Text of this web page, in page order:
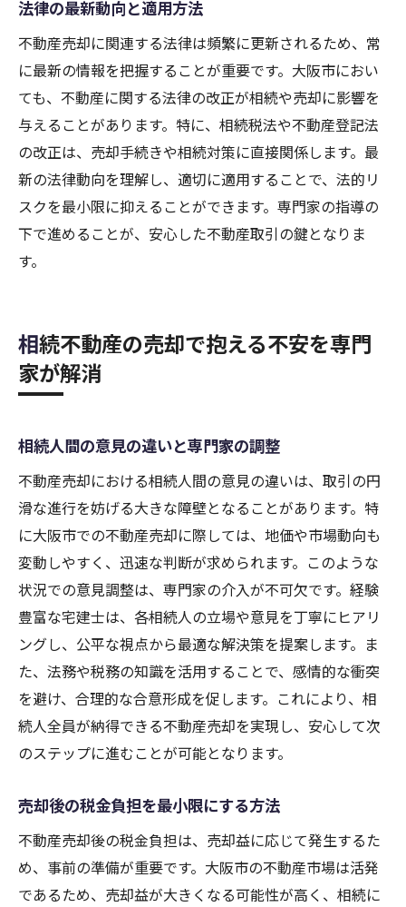
法律の最新動向と適用方法
不動産売却に関連する法律は頻繁に更新されるため、常
に最新の情報を把握することが重要です。大阪市におい
ても、不動産に関する法律の改正が相続や売却に影響を
与えることがあります。特に、相続税法や不動産登記法
の改正は、売却手続きや相続対策に直接関係します。最
新の法律動向を理解し、適切に適用することで、法的リ
スクを最小限に抑えることができます。専門家の指導の
下で進めることが、安心した不動産取引の鍵となりま
す。
相続不動産の売却で抱える不安を専門
家が解消
相続人間の意見の違いと専門家の調整
不動産売却における相続人間の意見の違いは、取引の円
滑な進行を妨げる大きな障壁となることがあります。特
に大阪市での不動産売却に際しては、地価や市場動向も
変動しやすく、迅速な判断が求められます。このような
状況での意見調整は、専門家の介入が不可欠です。経験
豊富な宅建士は、各相続人の立場や意見を丁寧にヒアリ
ングし、公平な視点から最適な解決策を提案します。ま
た、法務や税務の知識を活用することで、感情的な衝突
を避け、合理的な合意形成を促します。これにより、相
続人全員が納得できる不動産売却を実現し、安心して次
のステップに進むことが可能となります。
売却後の税金負担を最小限にする方法
不動産売却後の税金負担は、売却益に応じて発生するた
め、事前の準備が重要です。大阪市の不動産市場は活発
であるため、売却益が大きくなる可能性が高く、相続に